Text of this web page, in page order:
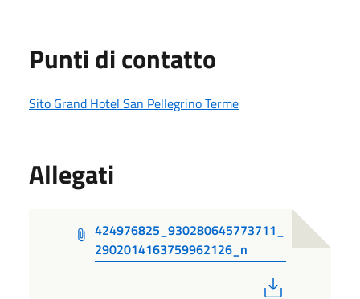
Punti di contatto
Sito Grand Hotel San Pellegrino Terme
Allegati
424976825_930280645773711_
2902014163759962126_n